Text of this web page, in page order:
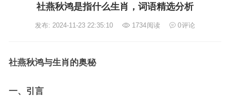
社燕秋鸿是指什么生肖，词语精选分析
发布: 2024-11-23 22:35:10 1734阅读 0评论
社燕秋鸿与生肖的奥秘
一、引言